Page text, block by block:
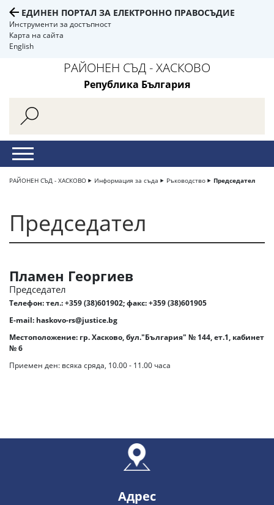
ЕДИНЕН ПОРТАЛ ЗА ЕЛЕКТРОННО ПРАВОСЪДИЕ
Инструменти за достъпност
Карта на сайта
English
РАЙОНЕН СЪД - ХАСКОВО
Република България
РАЙОНЕН СЪД - ХАСКОВО Информация за съда Ръководство Председател
Председател
Пламен Георгиев
Председател
Телефон:тел.: +359 (38)601902; факс: +359 (38)601905
E-mail: haskovo-rs@justice.bg
Местоположение: гр. Хасково, бул."България" № 144, ет.1, кабинет
№ 6
Приемен ден: всяка сряда, 10.00 - 11.00 часа
Адрес